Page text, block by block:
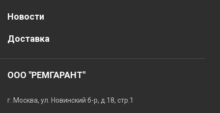
Новости
Доставка
ООО "РЕМГАРАНТ"
г. Москва, ул. Новинский б-р, д.18, стр.1